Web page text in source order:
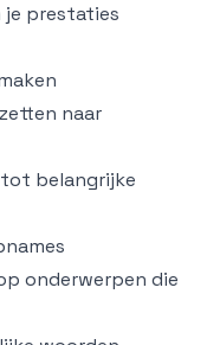
je prestaties
naar
tot belangrijke
onderwerpen die